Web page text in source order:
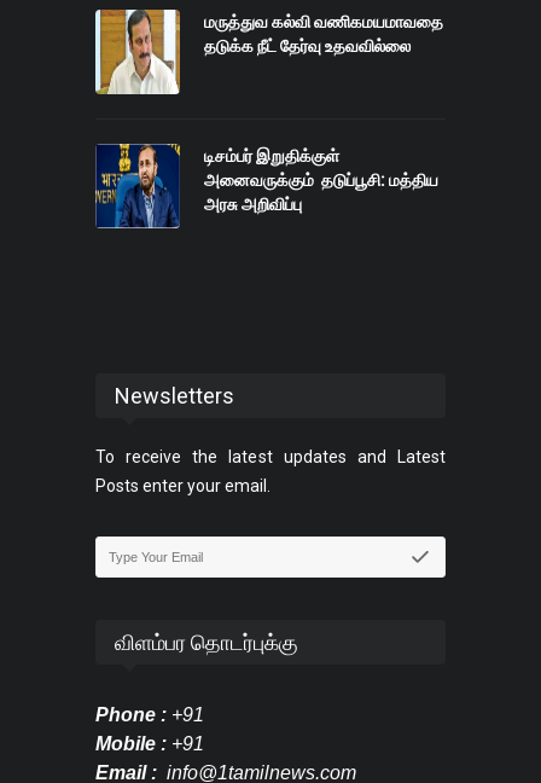
மருத்துவ கல்வி வணிகமயமாவதை
தடுக்க நீட் தேர்வு உதவவில்லை
டிசம்பர் இறுதிக்குள்
அனைவருக்கும் தடுப்பூசி: மத்திய
அரசு அறிவிப்பு
Newsletters
To receive the latest updates and Latest
Posts enter your email.
விளம்பர தொடர்புக்கு
Phone : +91
Mobile : +91
Email : info@1tamilnews.com